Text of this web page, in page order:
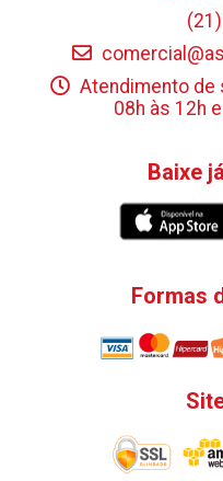
Atendimento de
08h às 12h
Baixe
Formas